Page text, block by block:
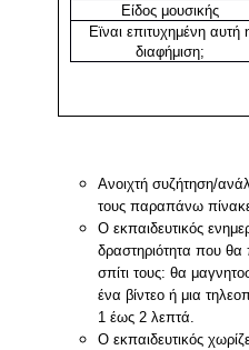
Είδος μουσικής
Εϊναι επιτυχημένη αυτή
διαφήμιση;
Ανοιχτή συζήτηση/
τους παραπάνω
Ο εκπαιδευτικός
δραστηριότητα που
σπίτι τους: θα
ένα βίντεο ή μια
1 έως 2 λεπτά.
Ο εκπαιδευτικός